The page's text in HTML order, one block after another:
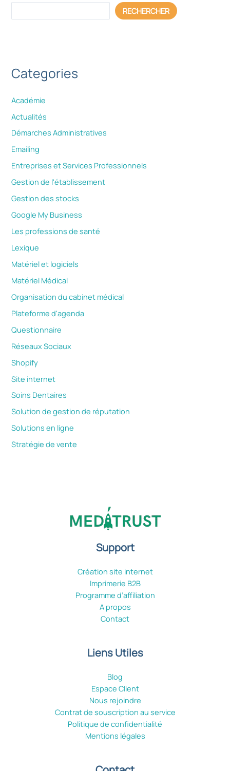
RECHERCHER
Categories
Académie
Actualités
Démarches Administratives
Emailing
Entreprises et Services Professionnels
Gestion de l'établissement
Gestion des stocks
Google My Business
Les professions de santé
Lexique
Matériel et logiciels
Matériel Médical
Organisation du cabinet médical
Plateforme d'agenda
Questionnaire
Réseaux Sociaux
Shopify
Site internet
Soins Dentaires
Solution de gestion de réputation
Solutions en ligne
Stratégie de vente
Support
Création site internet
Imprimerie B2B
Programme d’affiliation
A propos
Contact
Liens Utiles
Blog
Espace Client
Nous rejoindre
Contrat de souscription au service
Politique de confidentialité
Mentions légales